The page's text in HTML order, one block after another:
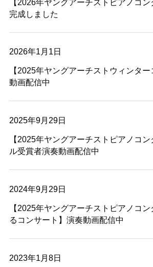
【2026年ヤングアーチストピアノコ
完成しました
2026年1月1日
【2025年ヤングアーチストウィンタ
動画配信中
2025年9月29日
【2025年ヤングアーチストピアノコ
ル受賞者演奏動画配信中
2024年9月29日
【2025年ヤングアーチストピアノコ
るコンサート】演奏動画配信中
2023年1月8日